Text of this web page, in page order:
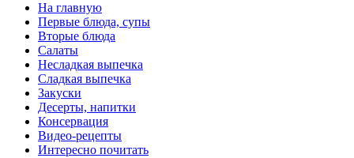
На главную
Первые блюда, супы
Вторые блюда
Салаты
Несладкая выпечка
Сладкая выпечка
Закуски
Десерты, напитки
Консервация
Видео-рецепты
Интересно почитать